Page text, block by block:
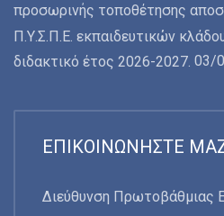
προσωρινής τοποθέτησης
Π.Υ.Σ.Π.Ε. εκπαιδευτικών
διδακτικό έτος 2026-2027. 03/
ΕΠΙΚΟΙΝΩΝΉΣΤΕ
Διεύθυνση Πρωτοβάθμιας